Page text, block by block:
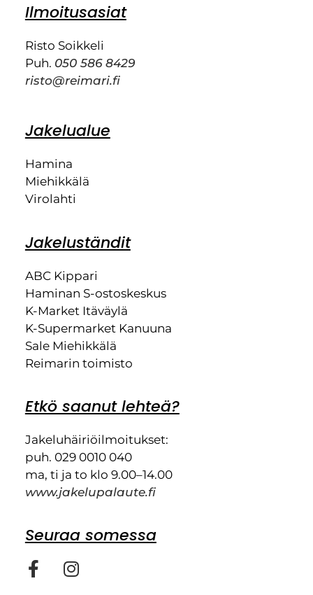
Ilmoitusasiat
Risto Soikkeli
Puh. 050 586 8429
risto@reimari.fi
Jakelualue
Hamina
Miehikkälä
Virolahti
Jakeluständit
ABC Kippari
Haminan S-ostoskeskus
K-Market Itäväylä
K-Supermarket Kanuuna
Sale Miehikkälä
Reimarin toimisto
Etkö saanut lehteä?
Jakeluhäiriöilmoitukset:
puh. 029 0010 040
ma, ti ja to klo 9.00–14.00
www.jakelupalaute.fi
Seuraa somessa